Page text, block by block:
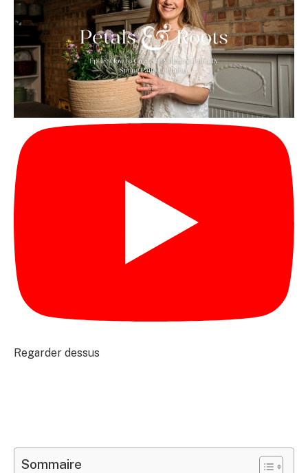
Regarder dessus
Sommaire